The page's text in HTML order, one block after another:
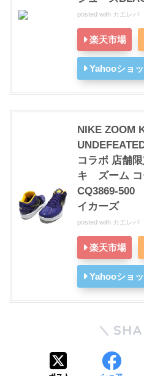
posted with カエレバ
楽天市場
Yahooショ
NIKE ZOOM
コラボ 店舗
キ ズーム コ
CQ3869-500
イカーズ
posted with カエレバ
楽天市場
Yahooショ